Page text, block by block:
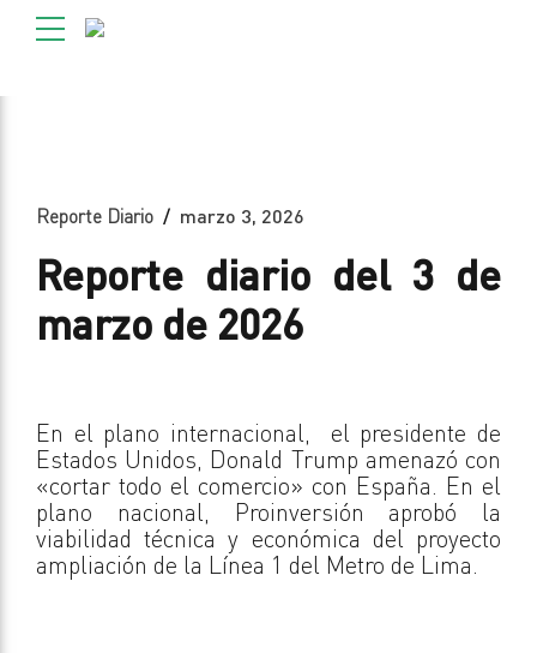
Reporte Diario marzo 3, 2026
Reporte diario del 3 de
marzo de 2026
En el plano internacional, el presidente de
Estados Unidos, Donald Trump amenazó con
«cortar todo el comercio» con España. En el
plano nacional, Proinversión aprobó la
viabilidad técnica y económica del proyecto
ampliación de la Línea 1 del Metro de Lima.